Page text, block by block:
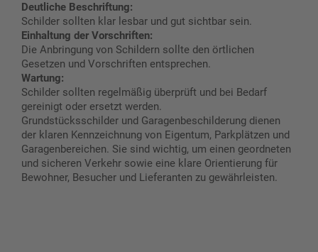
Deutliche Beschriftung:
Schilder sollten klar lesbar und gut sichtbar sein.
Einhaltung der Vorschriften:
Die Anbringung von Schildern sollte den örtlichen
Gesetzen und Vorschriften entsprechen.
Wartung:
Schilder sollten regelmäßig überprüft und bei Bedarf
gereinigt oder ersetzt werden.
Grundstücksschilder und Garagenbeschilderung dienen
der klaren Kennzeichnung von Eigentum, Parkplätzen und
Garagenbereichen. Sie sind wichtig, um einen geordneten
und sicheren Verkehr sowie eine klare Orientierung für
Bewohner, Besucher und Lieferanten zu gewährleisten.